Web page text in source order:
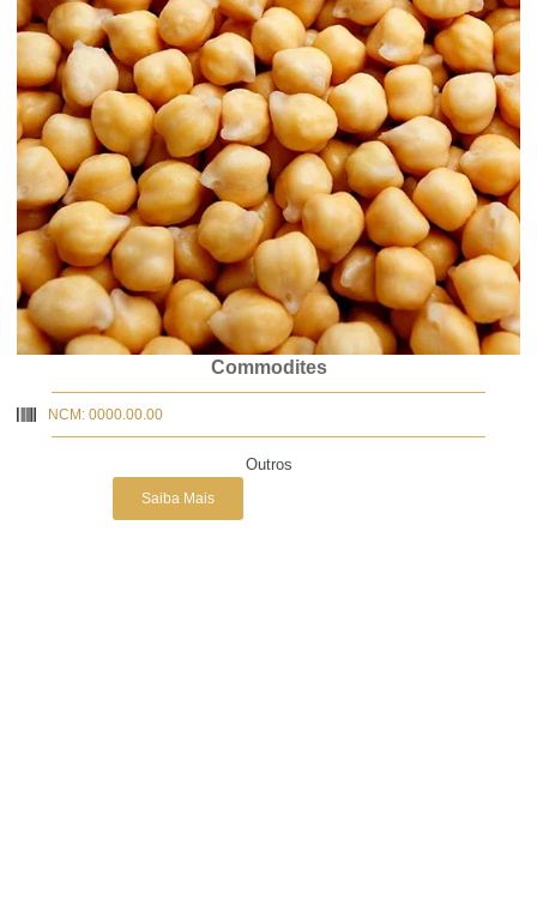
Commodites
NCM: 0000.00.00
Outros
Saiba Mais